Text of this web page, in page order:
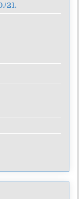
21.